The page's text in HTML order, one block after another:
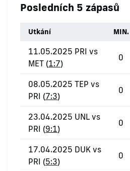
Posledních 5 zápasů
Utkání MIN.
11.05.2025 PRI vs
MET (1:7)
0
08.05.2025 TEP vs
PRI (7:3)
0
23.04.2025 UNL vs
PRI (9:1)
0
17.04.2025 DUK vs
PRI (5:3)
0